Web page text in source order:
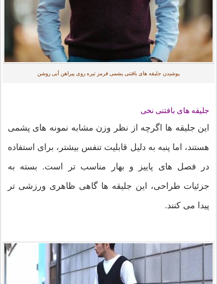
پوشیدن جلیقه های بافتنی پشمی قرمز تیره روی پیراهن آبی روشن
جلیقه های بافتنی نخی
این جلیقه ها اگرچه از نظر وزن مشابه نمونه های پشمی
هستند، اما پنبه به دلیل قابلیت تنفس بیشتر، برای استفاده
در فصل های پاییز و بهار مناسب تر است. بسته به
جزئیات طراحی، این جلیقه ها گاهی ظاهری ورزشی تر
پیدا می کنند.